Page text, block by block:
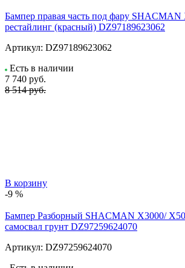
Бампер правая часть под фару SHACMAN
рестайлинг (красный) DZ97189623062
Артикул: DZ97189623062
Есть в наличии
7 740 руб.
8 514 руб.
В корзину
-9 %
Бампер Разборный SHACMAN X3000/
самосвал грунт DZ97259624070
Артикул: DZ97259624070